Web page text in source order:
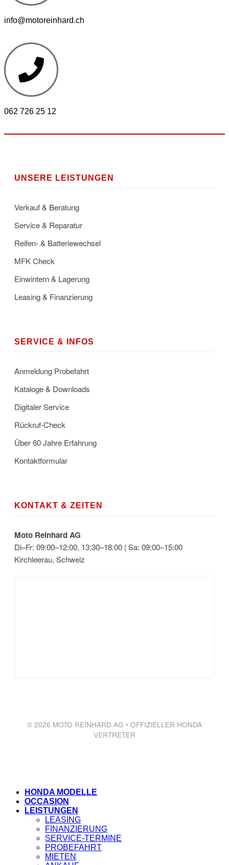
info@motoreinhard.ch
062 726 25 12
UNSERE LEISTUNGEN
Verkauf & Beratung
Service & Reparatur
Reifen- & Batteriewechsel
MFK Check
Einwintern & Lagerung
Leasing & Finanzierung
SERVICE & INFOS
Anmeldung Probefahrt
Kataloge & Downloads
Digitaler Service
Rückruf-Check
Über 60 Jahre Erfahrung
Kontaktformular
KONTAKT & ZEITEN
Moto Reinhard AG
Di–Fr: 09:00–12:00, 13:30–18:00 | Sa: 09:00–15:00
Kirchleerau, Schweiz
© 2026 MOTO REINHARD AG • OFFIZIELLER HONDA
VERTRETER
HONDA MODELLE
OCCASION
LEISTUNGEN
LEASING
FINANZIERUNG
SERVICE-TERMINE
PROBEFAHRT
MIETEN